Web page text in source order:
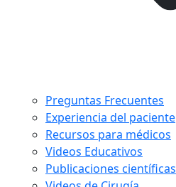
Preguntas Frecuentes
Experiencia del paciente
Recursos para médicos
Videos Educativos
Publicaciones científicas